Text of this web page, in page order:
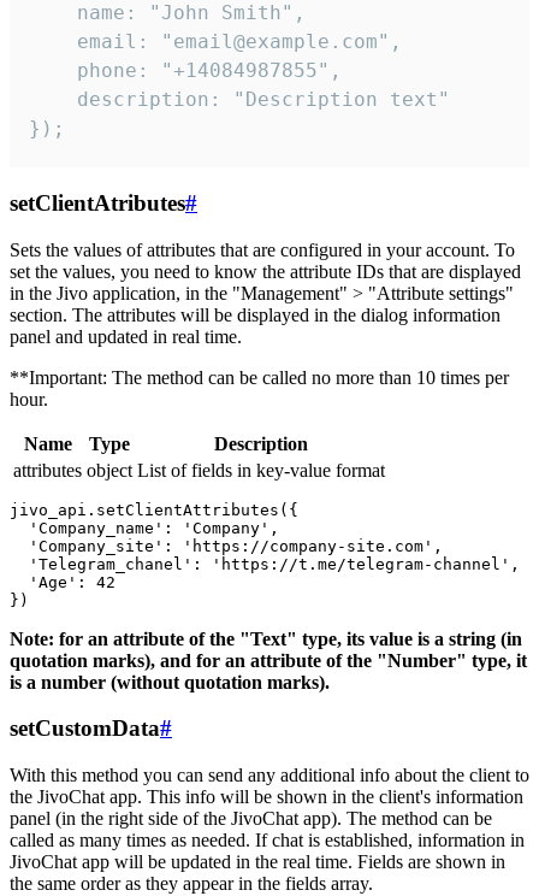
    name: "John Smith",
    email: "email@example.com",
    phone: "+14084987855",
    description: "Description text"
});
setClientAtributes#
Sets the values ​​of attributes that are configured in your account. To
set the values, you need to know the attribute IDs that are displayed
in the Jivo application, in the "Management" > "Attribute settings"
section. The attributes will be displayed in the dialog information
panel and updated in real time.
**Important: The method can be called no more than 10 times per
hour.
Name Type
Description
attributes object List of fields in key-value format
jivo_api.setClientAttributes({
  'Company_name': 'Company',
  'Company_site': 'https://company-site.com',
  'Telegram_chanel': 'https://t.me/telegram-channel',
  'Age': 42
Note: for an attribute of the "Text" type, its value is a string (in
quotation marks), and for an attribute of the "Number" type, it
is a number (without quotation marks).
setCustomData#
With this method you can send any additional info about the client to
the JivoChat app. This info will be shown in the client's information
panel (in the right side of the JivoChat app). The method can be
called as many times as needed. If chat is established, information in
JivoChat app will be updated in the real time. Fields are shown in
the same order as they appear in the fields array.